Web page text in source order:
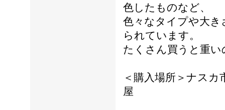
色したものなど、
色々なタイプや大き
られています。
たくさん買うと重い
＜購入場所＞ナスカ
屋